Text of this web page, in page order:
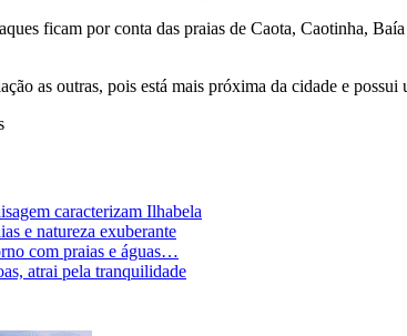
ficam por conta das praias de Caota, Caotinha,
as outras, pois está mais próxima da cidade e
caracterizam Ilhabela
e natureza exuberante
com praias e águas…
atrai pela tranquilidade